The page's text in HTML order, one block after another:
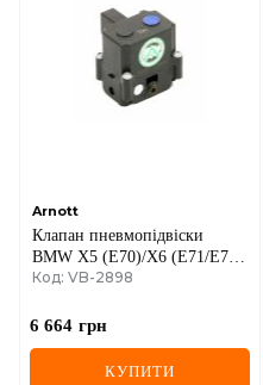
Arnott
Клапан пневмопідвіски
BMW X5 (E70)/X6 (E71/E72)
06-14
Код: VB-2898
6 664 грн
КУПИТИ